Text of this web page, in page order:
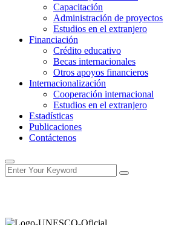
Capacitación
Administración de proyectos
Estudios en el extranjero
Financiación
Crédito educativo
Becas internacionales
Otros apoyos financieros
Internacionalización
Cooperación internacional
Estudios en el extranjero
Estadísticas
Publicaciones
Contáctenos